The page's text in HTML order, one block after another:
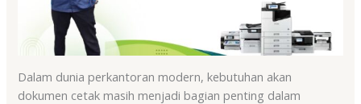
Dalam dunia perkantoran modern, kebutuhan akan
dokumen cetak masih menjadi bagian penting dalam